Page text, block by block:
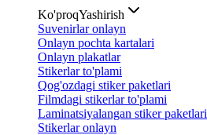
Ko'proqYashirish
Suvenirlar onlayn
Onlayn pochta kartalari
Onlayn plakatlar
Stikerlar to'plami
Qog'ozdagi stiker paketlari
Filmdagi stikerlar to'plami
Laminatsiyalangan stiker paketlari
Stikerlar onlayn